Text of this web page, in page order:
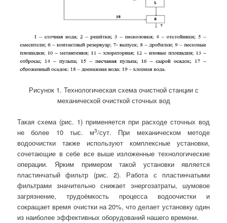
Рисунок 1. Технологическая схема очистной станции с
механической очисткой сточных вод
Такая схема (рис. 1) применяется при расходе сточных вод
не более 10 тыс. м3/сут. При механическом методе
водоочистки также используют комплексные установки,
сочетающие в себе все выше изложенные технологические
операции. Ярким примером такой установки является
пластинчатый фильтр (рис. 2). Работа с пластинчатыми
фильтрами значительно снижает энергозатраты, шумовое
загрязнение, трудоёмкость процесса водоочистки и
сокращает время очистки на 20%, что делает установку один
из наиболее эффективных оборудований нашего времени.